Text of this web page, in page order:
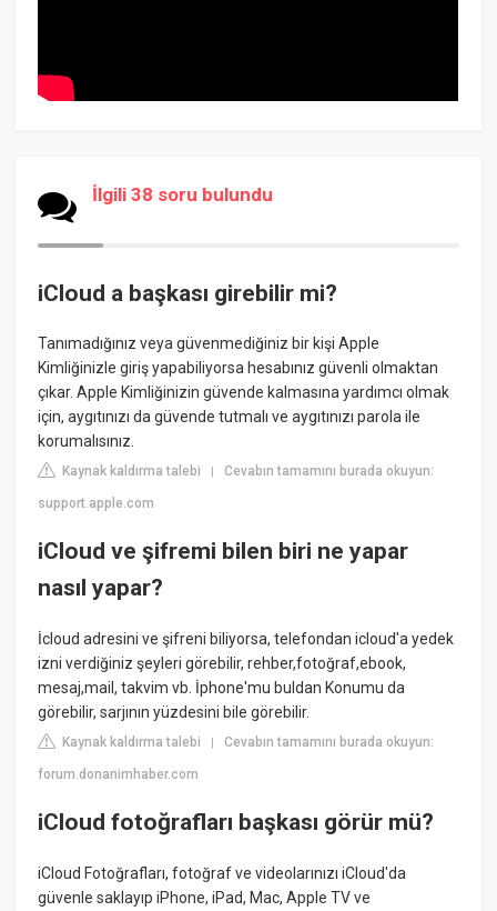
İlgili 38 soru bulundu
iCloud a başkası girebilir mi?
Tanımadığınız veya güvenmediğiniz bir kişi Apple
Kimliğinizle giriş yapabiliyorsa hesabınız güvenli olmaktan
çıkar. Apple Kimliğinizin güvende kalmasına yardımcı olmak
için, aygıtınızı da güvende tutmalı ve aygıtınızı parola ile
korumalısınız.
Kaynak kaldırma talebi |Cevabın tamamını burada okuyun:
support.apple.com
iCloud ve şifremi bilen biri ne yapar
nasıl yapar?
İcloud adresini ve şifreni biliyorsa, telefondan icloud'a yedek
izni verdiğiniz şeyleri görebilir, rehber,fotoğraf,ebook,
mesaj,mail, takvim vb. İphone'mu buldan Konumu da
görebilir, sarjının yüzdesini bile görebilir.
Kaynak kaldırma talebi |Cevabın tamamını burada okuyun:
forum.donanimhaber.com
iCloud fotoğrafları başkası görür mü?
iCloud Fotoğrafları, fotoğraf ve videolarınızı iCloud'da
güvenle saklayıp iPhone, iPad, Mac, Apple TV ve